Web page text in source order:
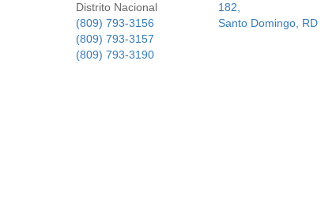
Distrito Nacional
(809) 793-3156
(809) 793-3157
(809) 793-3190
182,
Santo Domingo, RD